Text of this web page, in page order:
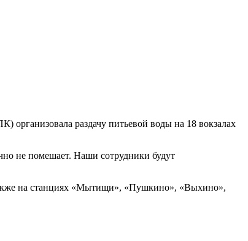
организовала раздачу питьевой воды на 18 вокзалах
не помешает. Наши сотрудники будут
на станциях «Мытищи», «Пушкино», «Выхино»,